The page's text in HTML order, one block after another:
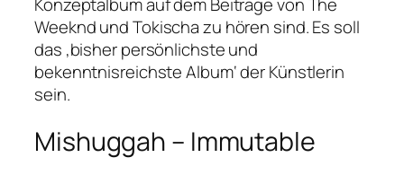
Konzeptalbum auf dem Beiträge von The
Weeknd und Tokischa zu hören sind. Es soll
das ‚bisher persönlichste und
bekenntnisreichste Album‘ der Künstlerin
sein.
Mishuggah – Immutable